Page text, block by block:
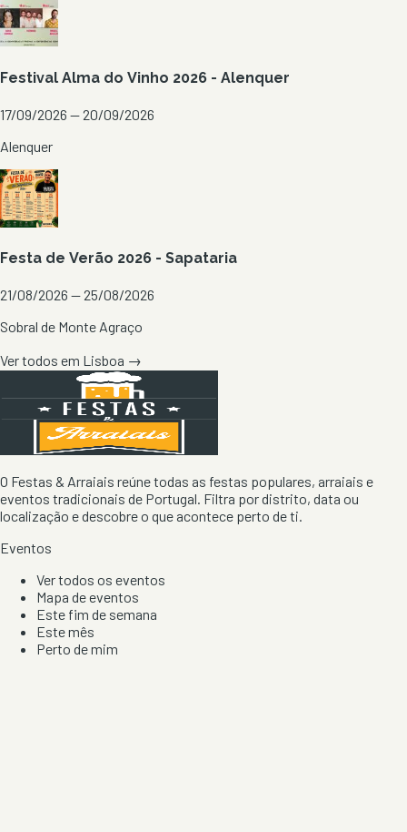
Festival Alma do Vinho 2026 - Alenquer
17/09/2026 — 20/09/2026
Alenquer
Festa de Verão 2026 - Sapataria
21/08/2026 — 25/08/2026
Sobral de Monte Agraço
Ver todos em Lisboa →
O Festas & Arraiais reúne todas as festas populares, arraiais e
eventos tradicionais de Portugal. Filtra por distrito, data ou
localização e descobre o que acontece perto de ti.
Eventos
Ver todos os eventos
Mapa de eventos
Este fim de semana
Este mês
Perto de mim